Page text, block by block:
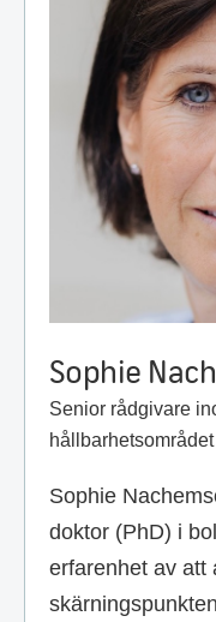
Sophie
Senior rådgivare
hållbarhetsområdet
Sophie
doktor (PhD) i
erfarenhet av att